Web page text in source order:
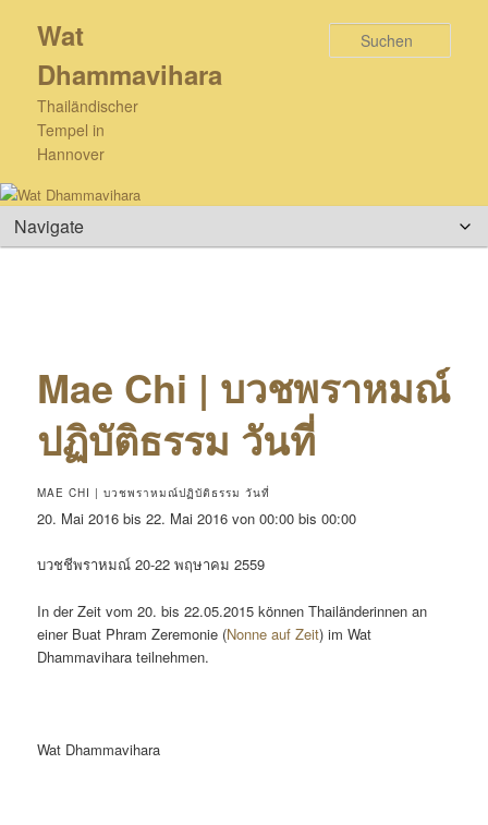
primären
springen
Wat
Dhammavihara
Thailändischer
Tempel in
Hannover
Hauptmenü
Mae Chi | บวชพราหมณ์
ปฏิบัติธรรม วันที่
MAE CHI | บวชพราหมณ์ปฏิบัติธรรม วันที่
20. Mai 2016 bis 22. Mai 2016 von 00:00 bis 00:00
บวชชีพราหมณ์ 20-22 พฤษาคม 2559
In der Zeit vom 20. bis 22.05.2015 können Thailänderinnen an
einer Buat Phram Zeremonie (Nonne auf Zeit) im Wat
Dhammavihara teilnehmen.
Wat Dhammavihara